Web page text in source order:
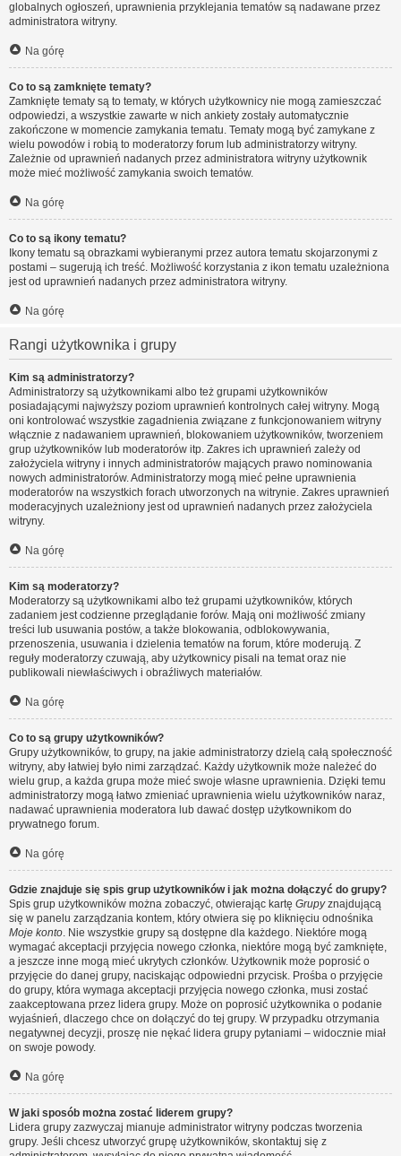
globalnych ogłoszeń, uprawnienia przyklejania tematów są nadawane przez
administratora witryny.
Na górę
Co to są zamknięte tematy?
Zamknięte tematy są to tematy, w których użytkownicy nie mogą zamieszczać
odpowiedzi, a wszystkie zawarte w nich ankiety zostały automatycznie
zakończone w momencie zamykania tematu. Tematy mogą być zamykane z
wielu powodów i robią to moderatorzy forum lub administratorzy witryny.
Zależnie od uprawnień nadanych przez administratora witryny użytkownik
może mieć możliwość zamykania swoich tematów.
Na górę
Co to są ikony tematu?
Ikony tematu są obrazkami wybieranymi przez autora tematu skojarzonymi z
postami – sugerują ich treść. Możliwość korzystania z ikon tematu uzależniona
jest od uprawnień nadanych przez administratora witryny.
Na górę
Rangi użytkownika i grupy
Kim są administratorzy?
Administratorzy są użytkownikami albo też grupami użytkowników
posiadającymi najwyższy poziom uprawnień kontrolnych całej witryny. Mogą
oni kontrolować wszystkie zagadnienia związane z funkcjonowaniem witryny
włącznie z nadawaniem uprawnień, blokowaniem użytkowników, tworzeniem
grup użytkowników lub moderatorów itp. Zakres ich uprawnień zależy od
założyciela witryny i innych administratorów mających prawo nominowania
nowych administratorów. Administratorzy mogą mieć pełne uprawnienia
moderatorów na wszystkich forach utworzonych na witrynie. Zakres uprawnień
moderacyjnych uzależniony jest od uprawnień nadanych przez założyciela
witryny.
Na górę
Kim są moderatorzy?
Moderatorzy są użytkownikami albo też grupami użytkowników, których
zadaniem jest codzienne przeglądanie forów. Mają oni możliwość zmiany
treści lub usuwania postów, a także blokowania, odblokowywania,
przenoszenia, usuwania i dzielenia tematów na forum, które moderują. Z
reguły moderatorzy czuwają, aby użytkownicy pisali na temat oraz nie
publikowali niewłaściwych i obraźliwych materiałów.
Na górę
Co to są grupy użytkowników?
Grupy użytkowników, to grupy, na jakie administratorzy dzielą całą społeczność
witryny, aby łatwiej było nimi zarządzać. Każdy użytkownik może należeć do
wielu grup, a każda grupa może mieć swoje własne uprawnienia. Dzięki temu
administratorzy mogą łatwo zmieniać uprawnienia wielu użytkowników naraz,
nadawać uprawnienia moderatora lub dawać dostęp użytkownikom do
prywatnego forum.
Na górę
Gdzie znajduje się spis grup użytkowników i jak można dołączyć do grupy?
Spis grup użytkowników można zobaczyć, otwierając kartę Grupyznajdującą
się w panelu zarządzania kontem, który otwiera się po kliknięciu odnośnika
Moje konto. Nie wszystkie grupy są dostępne dla każdego. Niektóre mogą
wymagać akceptacji przyjęcia nowego członka, niektóre mogą być zamknięte,
a jeszcze inne mogą mieć ukrytych członków. Użytkownik może poprosić o
przyjęcie do danej grupy, naciskając odpowiedni przycisk. Prośba o przyjęcie
do grupy, która wymaga akceptacji przyjęcia nowego członka, musi zostać
zaakceptowana przez lidera grupy. Może on poprosić użytkownika o podanie
wyjaśnień, dlaczego chce on dołączyć do tej grupy. W przypadku otrzymania
negatywnej decyzji, proszę nie nękać lidera grupy pytaniami – widocznie miał
on swoje powody.
Na górę
W jaki sposób można zostać liderem grupy?
Lidera grupy zazwyczaj mianuje administrator witryny podczas tworzenia
grupy. Jeśli chcesz utworzyć grupę użytkowników, skontaktuj się z